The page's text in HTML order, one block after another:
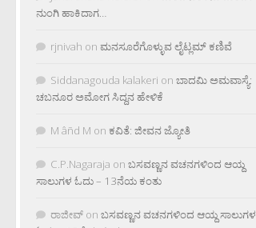
ನುಂಗಿ ಹಾಕಿದಾಗ…
rjnivah on ಮನಸೂರೆಗೊಳ್ಳುವ ಲೈಟ್ಲಮ್ ಕಣಿವೆ
Siddanagouda kalakeri on ಬಾದಮಿ ಅಮವಾಸ್ಯೆ:
ಚಬನೂರ ಅಮೋಗ ಸಿದ್ದನ ಹೇಳಿಕೆ
M âñd M on ಕವಿತೆ: ಜೀವನ ಜ್ಯೋತಿ
C.P.Nagaraja on ಬಸವಣ್ಣನ ವಚನಗಳಿಂದ ಆಯ್ದ
ಸಾಲುಗಳ ಓದು – 13ನೆಯ ಕಂತು
ರಾಜೀವ್ on ಬಸವಣ್ಣನ ವಚನಗಳಿಂದ ಆಯ್ದ ಸಾಲುಗಳ